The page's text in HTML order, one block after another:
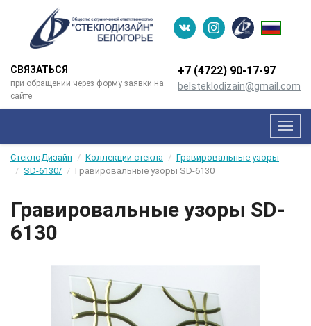
СВЯЗАТЬСЯ
при обращении через форму заявки на
сайте
+7 (4722) 90-­17-­97
belsteklodizain@gmail.com
Меню
СтеклоДизайн Коллекции стекла
Гравировальные узоры
SD-6130/
Гравировальные узоры SD-6130
Гравировальные узоры SD-
6130